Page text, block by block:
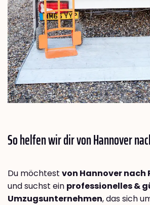
So helfen wir dir von Hannover
Du möchtest von Hannover nach
und suchst ein professionelles &
Umzugsunternehmen, das sich